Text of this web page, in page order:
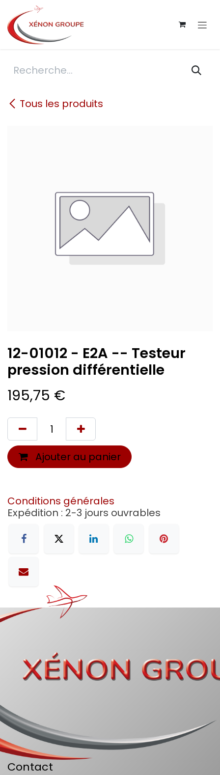
Se rendre au contenu
Tous les produits
12-01012 - E2A -- Testeur
pression différentielle
195,75 €
Ajouter au panier
Conditions générales
Expédition : 2-3 jours ouvrables
Contact